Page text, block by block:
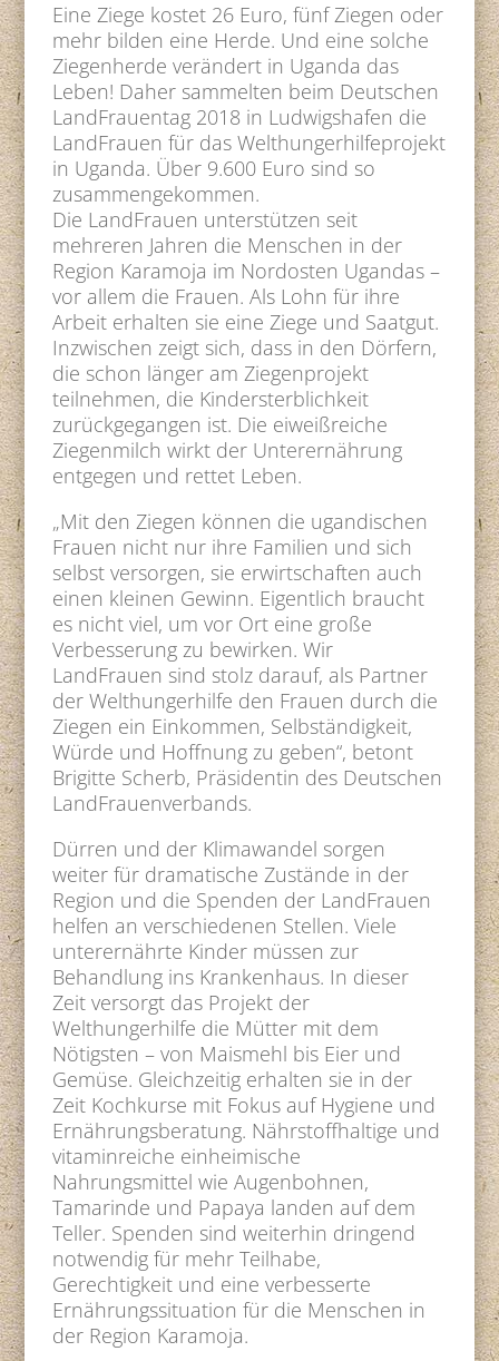
Eine Ziege kostet 26 Euro, fünf Ziegen oder
mehr bilden eine Herde. Und eine solche
Ziegenherde verändert in Uganda das
Leben! Daher sammelten beim Deutschen
LandFrauentag 2018 in Ludwigshafen die
LandFrauen für das Welthungerhilfeprojekt
in Uganda. Über 9.600 Euro sind so
zusammengekommen.
Die LandFrauen unterstützen seit
mehreren Jahren die Menschen in der
Region Karamoja im Nordosten Ugandas –
vor allem die Frauen. Als Lohn für ihre
Arbeit erhalten sie eine Ziege und Saatgut.
Inzwischen zeigt sich, dass in den Dörfern,
die schon länger am Ziegenprojekt
teilnehmen, die Kindersterblichkeit
zurückgegangen ist. Die eiweißreiche
Ziegenmilch wirkt der Unterernährung
entgegen und rettet Leben.
„Mit den Ziegen können die ugandischen
Frauen nicht nur ihre Familien und sich
selbst versorgen, sie erwirtschaften auch
einen kleinen Gewinn. Eigentlich braucht
es nicht viel, um vor Ort eine große
Verbesserung zu bewirken. Wir
LandFrauen sind stolz darauf, als Partner
der Welthungerhilfe den Frauen durch die
Ziegen ein Einkommen, Selbständigkeit,
Würde und Hoffnung zu geben“, betont
Brigitte Scherb, Präsidentin des Deutschen
LandFrauenverbands.
Dürren und der Klimawandel sorgen
weiter für dramatische Zustände in der
Region und die Spenden der LandFrauen
helfen an verschiedenen Stellen. Viele
unterernährte Kinder müssen zur
Behandlung ins Krankenhaus. In dieser
Zeit versorgt das Projekt der
Welthungerhilfe die Mütter mit dem
Nötigsten – von Maismehl bis Eier und
Gemüse. Gleichzeitig erhalten sie in der
Zeit Kochkurse mit Fokus auf Hygiene und
Ernährungsberatung. Nährstoffhaltige und
vitaminreiche einheimische
Nahrungsmittel wie Augenbohnen,
Tamarinde und Papaya landen auf dem
Teller. Spenden sind weiterhin dringend
notwendig für mehr Teilhabe,
Gerechtigkeit und eine verbesserte
Ernährungssituation für die Menschen in
der Region Karamoja.